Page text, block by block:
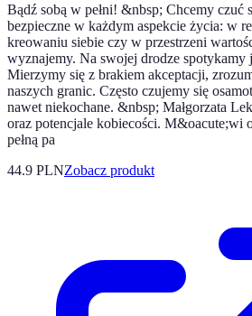
Bądź sobą w pełni! &nbsp; Chcemy czuć
bezpieczne w każdym aspekcie życia: w
kreowaniu siebie czy w przestrzeni
wyznajemy. Na swojej drodze spotykamy
Mierzymy się z brakiem akceptacji,
naszych granic. Często czujemy się
nawet niekochane. &nbsp; Małgorzata
oraz potencjale kobiecości. M&oacute;wi
pełną pa
44.9 PLNZobacz produkt